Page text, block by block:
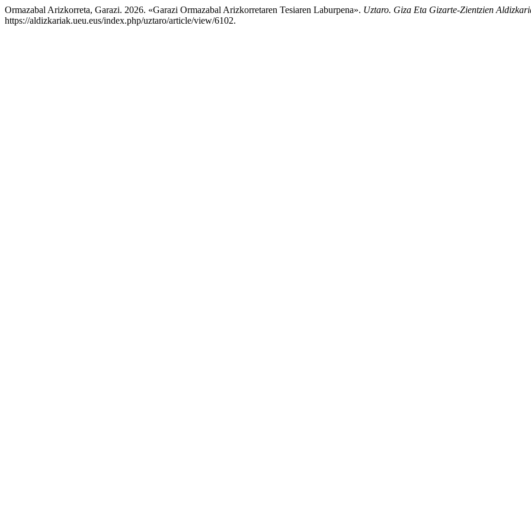
Ormazabal Arizkorreta, Garazi. 2026. «Garazi Ormazabal Arizkorretaren Tesiaren Laburpena». Uztaro. Giza Eta Gizarte-Zientzien
https://aldizkariak.ueu.eus/index.php/uztaro/article/view/6102.